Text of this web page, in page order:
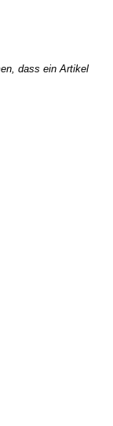
dass ein Artikel